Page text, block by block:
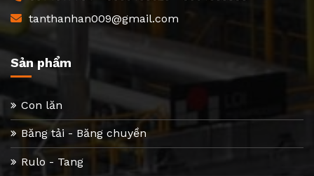
tanthanhan009@gmail.com
Sản phẩm
Con lăn
Băng tải - Băng chuyền
Rulo - Tang